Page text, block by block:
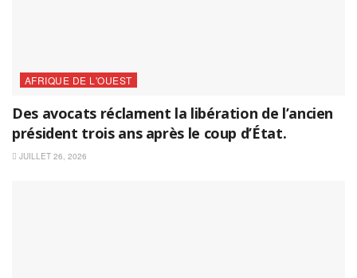
AFRIQUE DE L'OUEST
Des avocats réclament la libération de l’ancien
président trois ans après le coup d’État.
JUILLET 26, 2026